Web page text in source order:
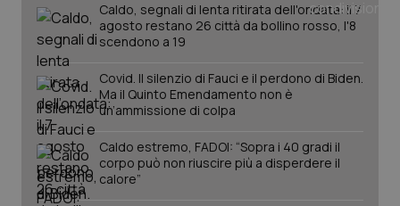
Caldo, segnali di lenta ritirata dell'ondata: il 7
agosto restano 26 città da bollino rosso, l'8
scendono a 19
Covid. Il silenzio di Fauci e il perdono di Biden.
Ma il Quinto Emendamento non è
un’ammissione di colpa
Caldo estremo, FADOI: “Sopra i 40 gradi il
corpo può non riuscire più a disperdere il
calore”
tracking-sites-ironfish-
tracking-enable
www.quotidianosanita.it
session-id